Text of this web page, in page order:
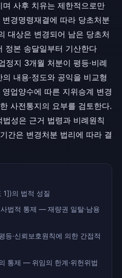
사후 치유는 제한적으로만
경명령재결에 따라 당초처분
대상은 변경되어 남은 당초처
정본 송달일부터 기산한다
지 3개월 처분이 평등·비례
내용·정도와 공익을 비교형
업양수에 따른 지위승계 변경
사전통지의 요부를 검토한다.
성은 근거 법령과 비례원칙
간은 변경처분 법리에 따라 결
1])의 법적 성질
법적 통제 — 재량권 일탈·남용
등·신뢰보호원칙에 의한 간접적
통제 — 위임의 한계·위헌위법